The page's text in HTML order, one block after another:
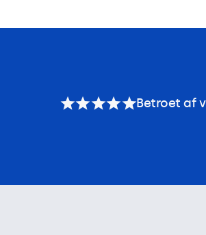
Betroet af